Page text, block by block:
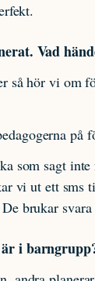
Vad
så hör vi om
på
som sagt
vi ut ett sms
brukar svara
i